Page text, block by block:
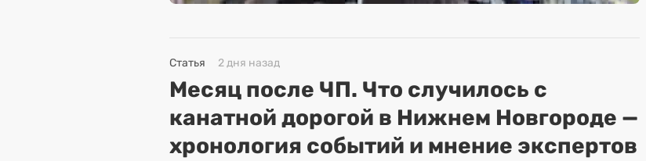
Статья 2 дня назад
Месяц после ЧП. Что случилось с
канатной дорогой в Нижнем Новгороде —
хронология событий и мнение экспертов